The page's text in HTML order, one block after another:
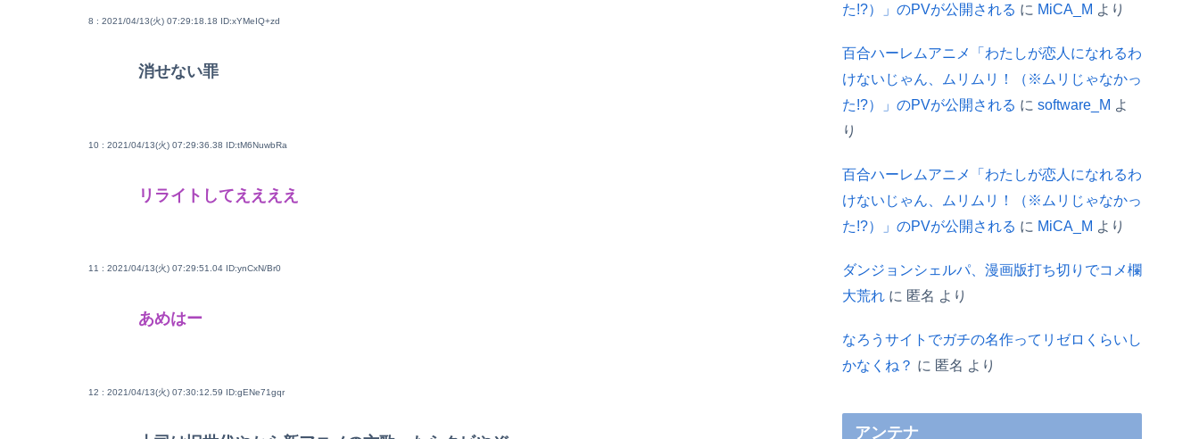
8 : 2021/04/13(火) 07:29:18.18 ID:xYMeIQ+zd
消せない罪
10 : 2021/04/13(火) 07:29:36.38 ID:tM6NuwbRa
リライトしてええええ
11 : 2021/04/13(火) 07:29:51.04 ID:ynCxN/Br0
あめはー
12 : 2021/04/13(火) 07:30:12.59 ID:gENe71gqr
た!?）」のPVが公開される に MiCA_M より
百合ハーレムアニメ「わたしが恋人になれるわ
けないじゃん、ムリムリ！（※ムリじゃなかっ
た!?）」のPVが公開される に software_M よ
り
百合ハーレムアニメ「わたしが恋人になれるわ
けないじゃん、ムリムリ！（※ムリじゃなかっ
た!?）」のPVが公開される に MiCA_M より
ダンジョンシェルパ、漫画版打ち切りでコメ欄
大荒れ に 匿名 より
なろうサイトでガチの名作ってリゼロくらいし
かなくね？ に 匿名 より
アンテナ